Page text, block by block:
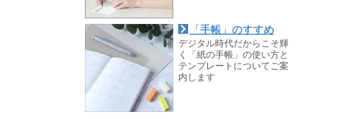
「手帳」のすすめ
デジタル時代だからこそ輝
く「紙の手帳」の使い方と
テンプレートについてご案
内します